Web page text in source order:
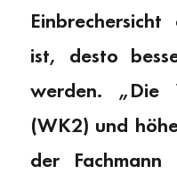
ist, desto
werden. „Die
(WK2) und
der